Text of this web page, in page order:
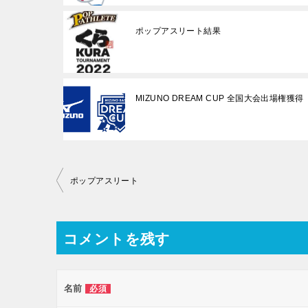
ポップアスリート結果
MIZUNO DREAM CUP 全国大会出場権獲得
投
ナ
ビ
ー
ポップアスリート
コメントを残す
名前 必須